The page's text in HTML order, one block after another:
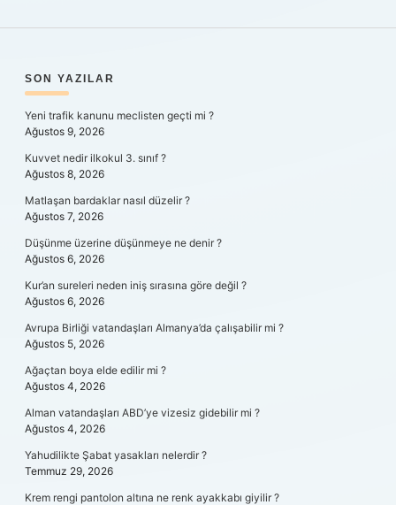
SIDEBAR
SON YAZILAR
Yeni trafik kanunu meclisten geçti mi ?
Ağustos 9, 2026
Kuvvet nedir ilkokul 3. sınıf ?
Ağustos 8, 2026
Matlaşan bardaklar nasıl düzelir ?
Ağustos 7, 2026
Düşünme üzerine düşünmeye ne denir ?
Ağustos 6, 2026
Kur’an sureleri neden iniş sırasına göre değil ?
Ağustos 6, 2026
Avrupa Birliği vatandaşları Almanya’da çalışabilir mi ?
Ağustos 5, 2026
Ağaçtan boya elde edilir mi ?
Ağustos 4, 2026
Alman vatandaşları ABD’ye vizesiz gidebilir mi ?
Ağustos 4, 2026
Yahudilikte Şabat yasakları nelerdir ?
Temmuz 29, 2026
Krem rengi pantolon altına ne renk ayakkabı giyilir ?